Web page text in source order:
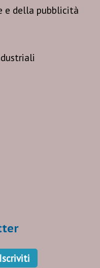
e della pubblicità